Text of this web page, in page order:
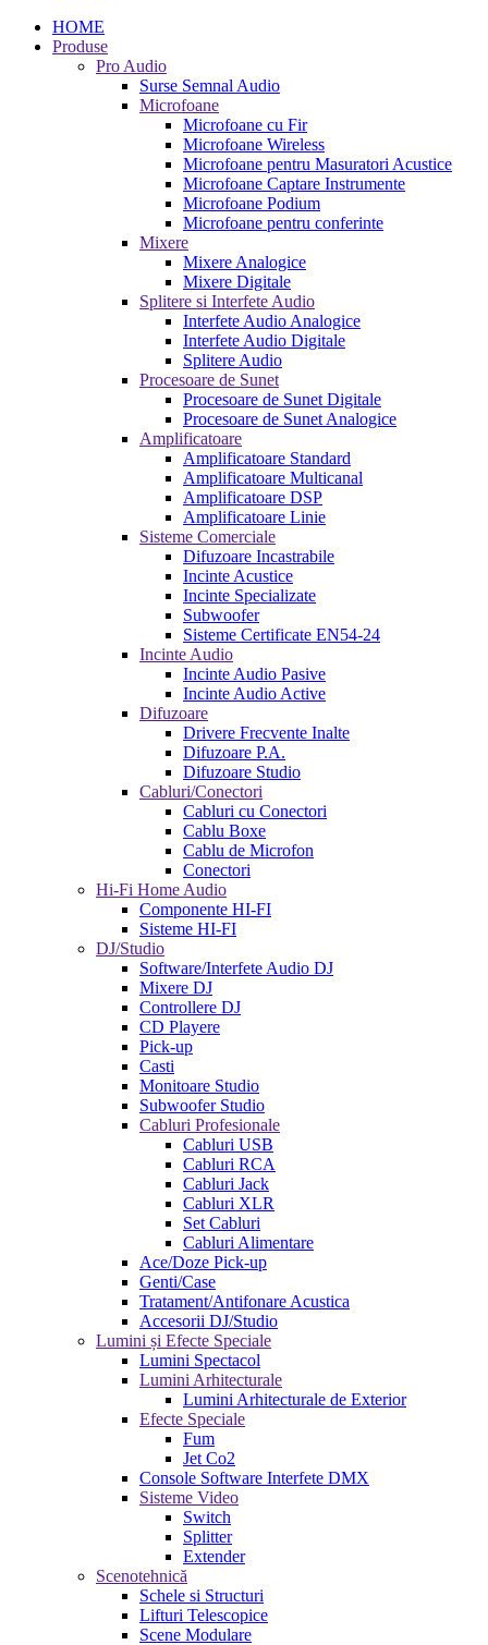
HOME
Produse
Pro Audio
Surse Semnal Audio
Microfoane
Microfoane cu Fir
Microfoane Wireless
Microfoane pentru Masuratori Acustice
Microfoane Captare Instrumente
Microfoane Podium
Microfoane pentru conferinte
Mixere
Mixere Analogice
Mixere Digitale
Splitere si Interfete Audio
Interfete Audio Analogice
Interfete Audio Digitale
Splitere Audio
Procesoare de Sunet
Procesoare de Sunet Digitale
Procesoare de Sunet Analogice
Amplificatoare
Amplificatoare Standard
Amplificatoare Multicanal
Amplificatoare DSP
Amplificatoare Linie
Sisteme Comerciale
Difuzoare Incastrabile
Incinte Acustice
Incinte Specializate
Subwoofer
Sisteme Certificate EN54-24
Incinte Audio
Incinte Audio Pasive
Incinte Audio Active
Difuzoare
Drivere Frecvente Inalte
Difuzoare P.A.
Difuzoare Studio
Cabluri/Conectori
Cabluri cu Conectori
Cablu Boxe
Cablu de Microfon
Conectori
Hi-Fi Home Audio
Componente HI-FI
Sisteme HI-FI
DJ/Studio
Software/Interfete Audio DJ
Mixere DJ
Controllere DJ
CD Playere
Pick-up
Casti
Monitoare Studio
Subwoofer Studio
Cabluri Profesionale
Cabluri USB
Cabluri RCA
Cabluri Jack
Cabluri XLR
Set Cabluri
Cabluri Alimentare
Ace/Doze Pick-up
Genti/Case
Tratament/Antifonare Acustica
Accesorii DJ/Studio
Lumini și Efecte Speciale
Lumini Spectacol
Lumini Arhitecturale
Lumini Arhitecturale de Exterior
Efecte Speciale
Fum
Jet Co2
Console Software Interfete DMX
Sisteme Video
Switch
Splitter
Extender
Scenotehnică
Schele si Structuri
Lifturi Telescopice
Scene Modulare